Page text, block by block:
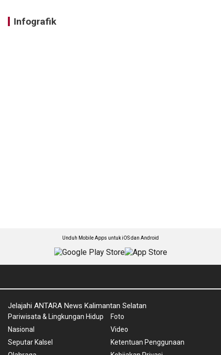
Infografik
Unduh Mobile Apps untuk iOS dan Android
Jelajahi ANTARA News Kalimantan Selatan
Pariwisata & Lingkungan Hidup
Nasional
Seputar Kalsel
Foto
Video
Ketentuan Penggunaan